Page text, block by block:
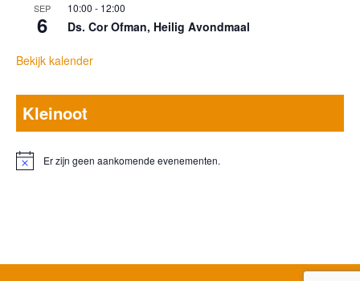
SEP
6
10:00 - 12:00
Ds. Cor Ofman, Heilig Avondmaal
Bekijk kalender
Kleinoot
BerichtEr zijn geen aankomende evenementen.